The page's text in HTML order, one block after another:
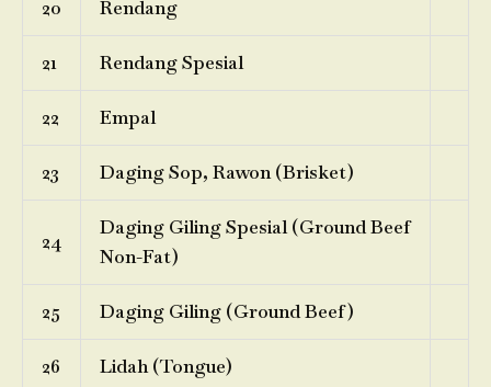
20 Rendang
21 Rendang Spesial
22 Empal
23 Daging Sop, Rawon (Brisket)
24
Daging Giling Spesial (Ground Beef
Non-Fat)
25 Daging Giling (Ground Beef)
26 Lidah (Tongue)